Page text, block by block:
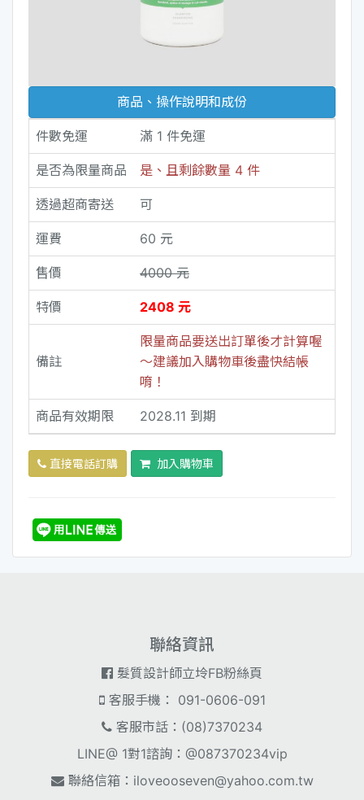
商品、操作說明和成份
件數免運 滿 1 件免運
是否為限量商品 是、且剩餘數量 4 件
透過超商寄送 可
運費 60 元
售價 4000 元
特價 2408 元
備註
限量商品要送出訂單後才計算喔
～建議加入購物車後盡快結帳
唷！
商品有效期限 2028.11 到期
直接電話訂購 加入購物車
聯絡資訊
髮質設計師立坽FB粉絲頁
客服手機： 091-0606-091
客服市話：(08)7370234
LINE@ 1對1諮詢：@087370234vip
聯絡信箱： iloveooseven@yahoo.com.tw